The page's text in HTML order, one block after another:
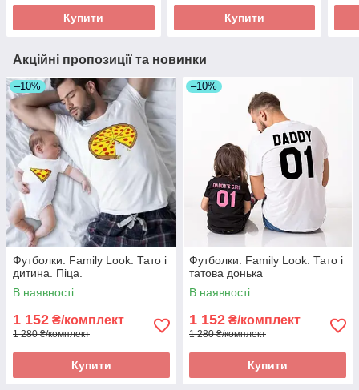
Купити Купити
Акційні пропозиції та новинки
–10%
Футболки. Family Look. Тато і
дитина. Піца.
В наявності
1 152 ₴/комплект
1 280 ₴/комплект
Купити
–10%
Футболки. Family Look. Тато і
татова донька
В наявності
1 152 ₴/комплект
1 280 ₴/комплект
Купити